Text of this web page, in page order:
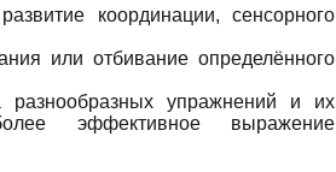
координации, сенсорного
или отбивание определённого
упражнений и их
эффективное выражение